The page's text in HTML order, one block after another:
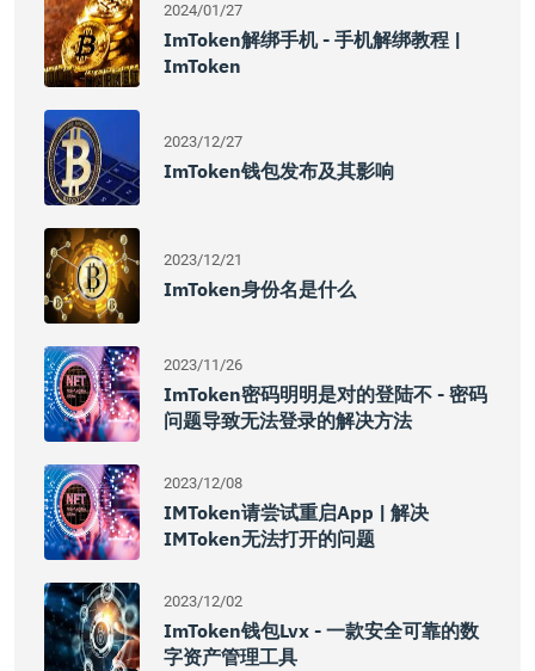
2024/01/27
ImToken解绑手机 - 手机解绑教程 |
ImToken
2023/12/27
ImToken钱包发布及其影响
2023/12/21
ImToken身份名是什么
2023/11/26
ImToken密码明明是对的登陆不 - 密码
问题导致无法登录的解决方法
2023/12/08
IMToken请尝试重启App | 解决
IMToken无法打开的问题
2023/12/02
ImToken钱包lvx - 一款安全可靠的数
字资产管理工具